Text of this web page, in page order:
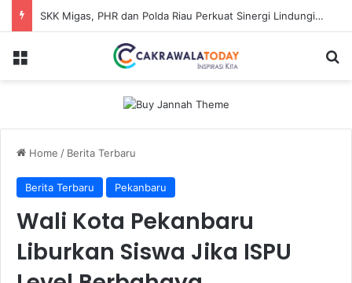
SKK Migas, PHR dan Polda Riau Perkuat Sinergi Lindungi Aset Negara demi Menjaga Ketahanan Energi Nasional
Menu
Home / Berita Terbaru
Berita Terbaru Pekanbaru
Wali Kota Pekanbaru
Liburkan Siswa Jika ISPU